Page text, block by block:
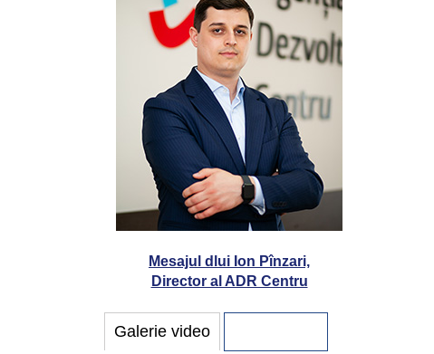
Mesajul dlui Ion Pînzari,
Director al ADR Centru
Galerie video